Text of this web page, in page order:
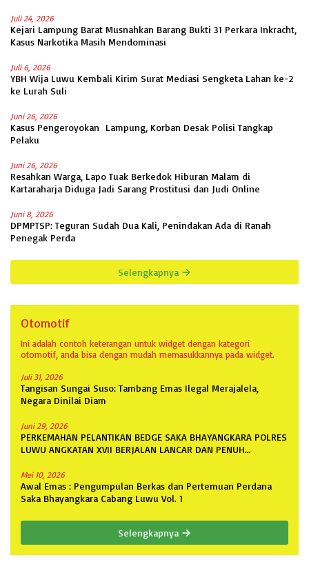
Juli 24, 2026
Kejari Lampung Barat Musnahkan Barang Bukti 31 Perkara Inkracht,
Kasus Narkotika Masih Mendominasi
Juli 6, 2026
YBH Wija Luwu Kembali Kirim Surat Mediasi Sengketa Lahan ke-2
ke Lurah Suli
Juni 26, 2026
Kasus Pengeroyokan Lampung, Korban Desak Polisi Tangkap
Pelaku
Juni 26, 2026
Resahkan Warga, Lapo Tuak Berkedok Hiburan Malam di
Kartaraharja Diduga Jadi Sarang Prostitusi dan Judi Online
Juni 8, 2026
DPMPTSP: Teguran Sudah Dua Kali, Penindakan Ada di Ranah
Penegak Perda
Selengkapnya
Otomotif
Ini adalah contoh keterangan untuk widget dengan kategori
otomotif, anda bisa dengan mudah memasukkannya pada widget.
Juli 31, 2026
Tangisan Sungai Suso: Tambang Emas Ilegal Merajalela,
Negara Dinilai Diam
Juni 29, 2026
PERKEMAHAN PELANTIKAN BEDGE SAKA BHAYANGKARA POLRES
LUWU ANGKATAN XVII BERJALAN LANCAR DAN PENUH
Mei 10, 2026
Awal Emas : Pengumpulan Berkas dan Pertemuan Perdana
Saka Bhayangkara Cabang Luwu Vol. 1
Selengkapnya